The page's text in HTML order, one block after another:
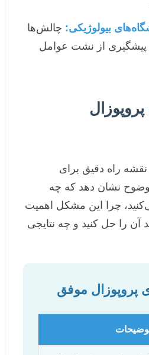
بیولوژیکی: چالش‌ها
پیشگیری از نشت عوامل
نقشه راه دقیق برای
وضوح نشان دهد که چه
چرا این مشکل اهمیت
آن را حل کنید و چه نتایجی
پروپوزال موفق